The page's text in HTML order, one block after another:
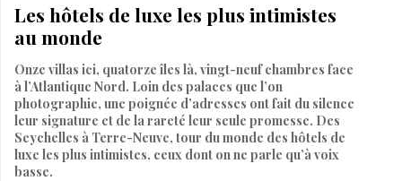
Les hôtels de luxe les plus intimistes
au monde
Onze villas ici, quatorze îles là, vingt-neuf chambres face
à l’Atlantique Nord. Loin des palaces que l’on
photographie, une poignée d’adresses ont fait du silence
leur signature et de la rareté leur seule promesse. Des
Seychelles à Terre-Neuve, tour du monde des hôtels de
luxe les plus intimistes, ceux dont on ne parle qu’à voix
basse.